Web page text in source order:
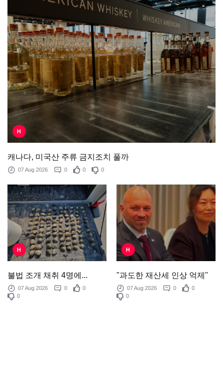
H
캐나다, 미국산 주류 금지조치 풀까
07 Aug 2026 0 0 0
H
불법 조개 채취 4명에...
07 Aug 2026 0
0
0
H
"과도한 재산세 인상 억제"
07 Aug 2026 0
0
0